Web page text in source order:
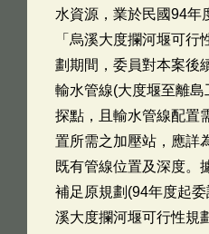
水資源，業於民國94年
「烏溪大度攔河堰可行
劃期間，委員對本案後
輸水管線(大度堰至離
探點，且輸水管線配置
置所需之加壓站，應詳
既有管線位置及深度。
補足原規劃(94年度起
溪大度攔河堰可行性規